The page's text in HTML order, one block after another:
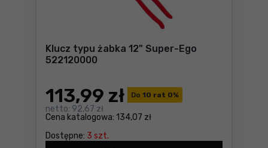
Klucz typu żabka 12" Super-Ego
522120000
Do 10 rat 0%
Cena katalogowa: 134,07 zł
113,99 zł
netto: 92,67 zł
Dostępne: 3 szt.